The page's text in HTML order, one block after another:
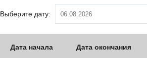
Выберите дату:
Дата начала Дата окончания